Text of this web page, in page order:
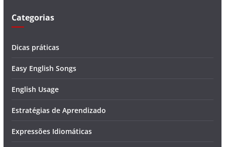
Categorias
Dicas práticas
Easy English Songs
English Usage
Estratégias de Aprendizado
Expressões Idiomáticas